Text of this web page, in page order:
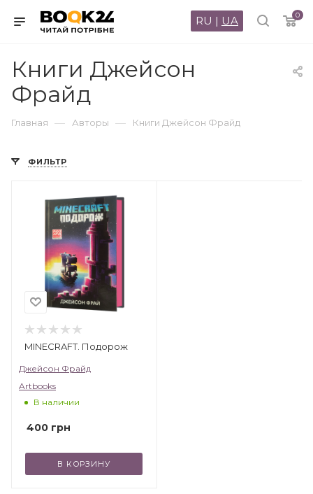
0
RU | UA
Книги Джейсон
Фрайд
Главная — Авторы — Книги Джейсон Фрайд
ФИЛЬТР
MINECRAFT. Подорож
Джейсон Фрайд
Artbooks
В наличии
400 грн
В КОРЗИНУ